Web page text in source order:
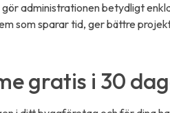
administrationen betydligt
som sparar tid, ger bättre
gratis i 30